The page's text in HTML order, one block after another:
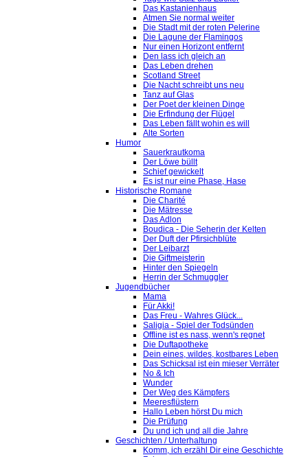
Das Kastanienhaus
Atmen Sie normal weiter
Die Stadt mit der roten Pelerine
Die Lagune der Flamingos
Nur einen Horizont entfernt
Den lass ich gleich an
Das Leben drehen
Scotland Street
Die Nacht schreibt uns neu
Tanz auf Glas
Der Poet der kleinen Dinge
Die Erfindung der Flügel
Das Leben fällt wohin es will
Alte Sorten
Humor
Sauerkrautkoma
Der Löwe büllt
Schief gewickelt
Es ist nur eine Phase, Hase
Historische Romane
Die Charité
Die Mätresse
Das Adlon
Boudica - Die Seherin der Kelten
Der Duft der Pfirsichblüte
Der Leibarzt
Die Giftmeisterin
Hinter den Spiegeln
Herrin der Schmuggler
Jugendbücher
Mama
Für Akki!
Das Freu - Wahres Glück...
Saligia - Spiel der Todsünden
Offline ist es nass, wenn's regnet
Die Duftapotheke
Dein eines, wildes, kostbares Leben
Das Schicksal ist ein mieser Verräter
No & Ich
Wunder
Der Weg des Kämpfers
Meeresflüstern
Hallo Leben hörst Du mich
Die Prüfung
Du und ich und all die Jahre
Geschichten / Unterhaltung
Komm, ich erzähl Dir eine Geschichte